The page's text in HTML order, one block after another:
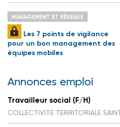
MANAGEMENT ET RÉSEAUX
Les 7 points de vigilance
pour un bon management des
équipes mobiles
Annonces emploi
Travailleur social (F/H)
COLLECTIVITE TERRITORIALE